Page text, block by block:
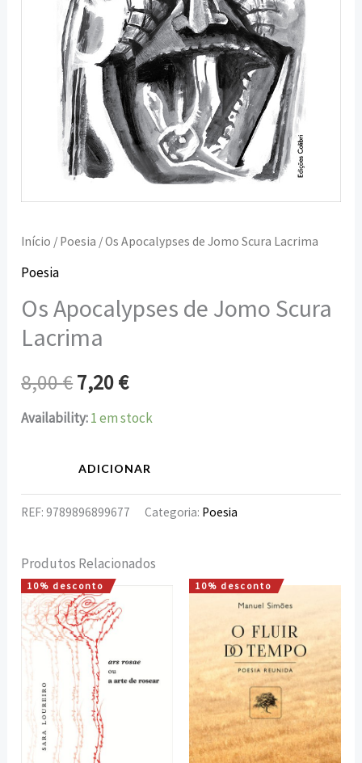
Início / Poesia / Os Apocalypses de Jomo Scura Lacrima
Poesia
Os Apocalypses de Jomo Scura
Lacrima
8,00€7,20€
Availability:1 em stock
ADICIONAR
REF:9789896899677 Categoria: Poesia
Produtos Relacionados
10% desconto
O
preço
original
era:
12,00 €.
O
preço
atual
é:
10% desconto
O
preço
original
era:
15,00 €.
O
preço
atual
é:
13,50 €.